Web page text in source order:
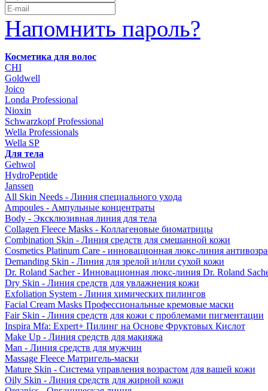
Напомнить пароль?
Косметика для волос
CHI
Goldwell
Joico
Londa Professional
Nioxin
Schwarzkopf Professional
Wella Professionals
Wella SP
Для тела
Gehwol
HydroPeptide
Janssen
All Skin Needs - Линия специального ухода
Ampoules - Ампульные концентраты
Body - Эксклюзивная линия для тела
Collagen Fleece Masks - Коллагеновые биоматрицы
Combination Skin - Линия средств для смешанной кожи
Cosmetics Platinum Care - инновационная люкс-линия
Demanding Skin - Линия для зрелой и/или сухой кожи
Dr. Roland Sacher - Инновационная люкс-линия Dr. Roland
Dry Skin - Линия средств для увлажнения кожи
Exfoliation System - Линия химических пилингов
Facial Cream Masks Профессиональные кремовые маски
Fair Skin - Линия средств для кожи с проблемами пигментации
Inspira Mfa: Expert+ Пилинг на Основе Фруктовых Кислот
Make Up - Линия средств для макияжа
Man - Линия средств для мужчин
Massage Fleece Матригель-маски
Mature Skin - Система управления возрастом для вашей кожи
Oily Skin - Линия средств для жирной кожи